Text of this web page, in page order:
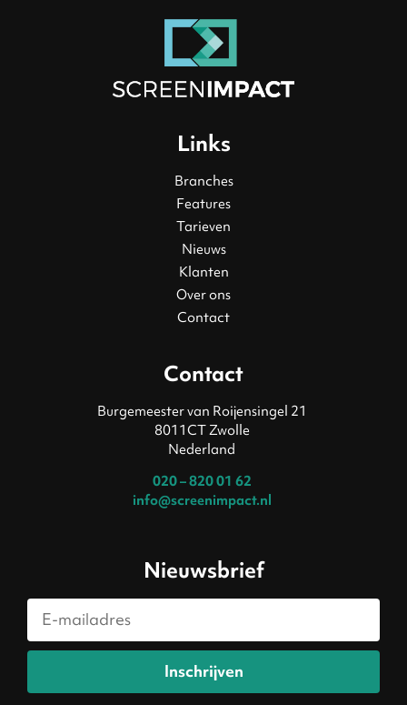
Links
Branches
Features
Tarieven
Nieuws
Klanten
Over ons
Contact
Contact
Burgemeester van Roijensingel 21
8011CT Zwolle
Nederland
020 – 820 01 62
info@screenimpact.nl
Nieuwsbrief
Inschrijven